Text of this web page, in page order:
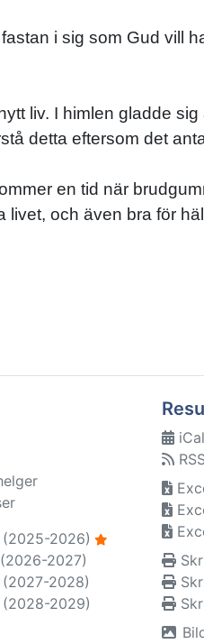
i sig som Gud vill
liv. I himlen gladde
detta eftersom det
en tid när
och även bra för
2026)
2027)
2028)
2029)